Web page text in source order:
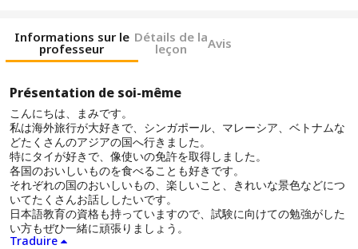
Informations sur le
professeur
Détails de la
leçon Avis
Présentation de soi-même
こんにちは、まみです。
私は海外旅行が大好きで、シンガポール、マレーシア、ベトナムな
どたくさんのアジアの国へ行きました。
特にタイが好きで、像使いの免許を取得しました。
各国のおいしいものを食べることも好きです。
それぞれの国のおいしいもの、楽しいこと、きれいな景色などにつ
いてたくさんお話ししたいです。
日本語教育の資格も持っていますので、試験に向けての勉強がした
い方もぜひ一緒に頑張りましょう。
Traduire